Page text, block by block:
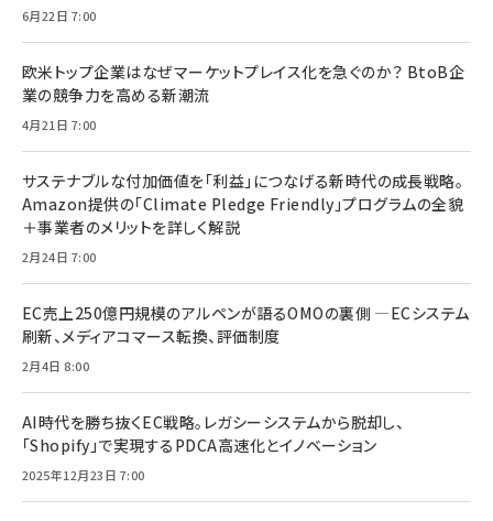
6月22日 7:00
欧米トップ企業はなぜマーケットプレイス化を急ぐのか？ BtoB企
業の競争力を高める新潮流
4月21日 7:00
サステナブルな付加価値を「利益」につなげる新時代の成長戦略。
Amazon提供の「Climate Pledge Friendly」プログラムの全貌
＋事業者のメリットを詳しく解説
2月24日 7:00
EC売上250億円規模のアルペンが語るOMOの裏側 ―ECシステム
刷新、メディアコマース転換、評価制度
2月4日 8:00
AI時代を勝ち抜くEC戦略。レガシーシステムから脱却し、
「Shopify」で実現するPDCA高速化とイノベーション
2025年12月23日 7:00